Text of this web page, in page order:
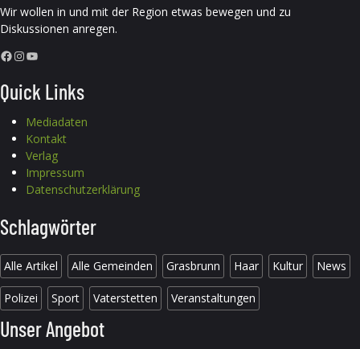
Wir wollen in und mit der Region etwas bewegen und zu
Diskussionen anregen.
Facebook InstagramYouTube
Quick Links
Mediadaten
Kontakt
Verlag
Impressum
Datenschutzerklärung
Schlagwörter
Alle Artikel Alle Gemeinden Grasbrunn Haar Kultur News
Polizei Sport Vaterstetten Veranstaltungen
Unser Angebot